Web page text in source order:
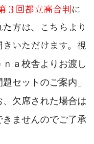
３回都立高合判に
た方は、
こちらより
いただけます。 視
ｎａ校舎よりお渡し
セットのご案内」
欠席された場合は
ませんのでご了承